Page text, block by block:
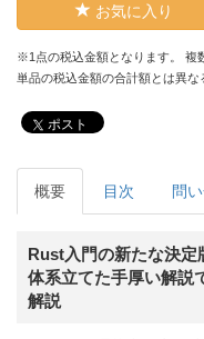
お気に入り
※1点の税込金額となります。 複
単品の税込金額の合計額とは異な
ポスト
概要 目次 問
Rust入門の新たな決定
体系立てた手厚い解説
解説